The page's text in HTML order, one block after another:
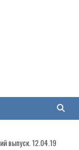
война
в Новороссии, ДНР,
выпуск. 12.04.19